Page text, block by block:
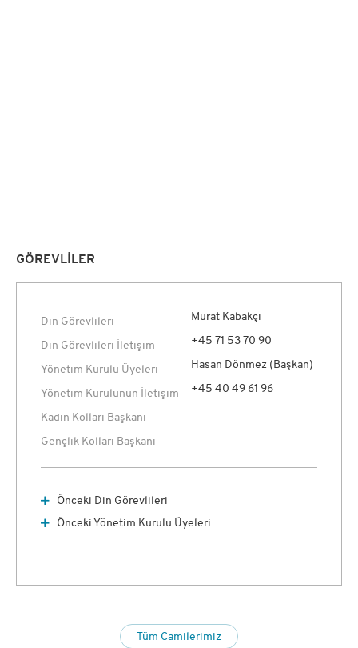
GÖREVLİLER
Din Görevlileri Murat Kabakçı
Din Görevlileri İletişim +45 71 53 70 90
Yönetim Kurulu Üyeleri Hasan Dönmez (Başkan)
Yönetim Kurulunun İletişim +45 40 49 61 96
Kadın Kolları Başkanı
Gençlik Kolları Başkanı
Önceki Din Görevlileri
Önceki Yönetim Kurulu Üyeleri
Tüm Camilerimiz